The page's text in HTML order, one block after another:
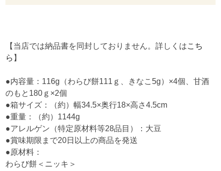
【当店では納品書を同封しておりません。詳しくはこち
ら 】
●内容量：116g（わらび餅111ｇ、きなこ5g）×4個、甘酒
のもと180ｇ×2個
●箱サイズ：（約）幅34.5×奥行18×高さ4.5cm
●重量：（約）1144g
●アレルゲン（特定原材料等28品目）：大豆
●賞味期限まで20日以上の商品を発送
●原材料：
わらび餅＜ニッキ＞